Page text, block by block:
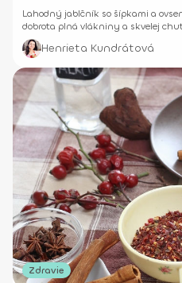
Lahodný jablčník so šípkami a
dobrota plná vlákniny a skvelej
Henrieta Kundrátová
Zdravie